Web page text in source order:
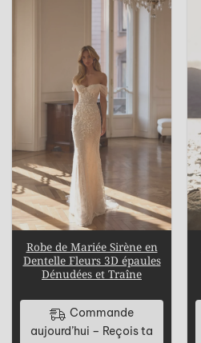
Robe de Mariée Sirène en
Dentelle Fleurs 3D épaules
Dénudées et Traîne
Commande
aujourd’hui – Reçois ta